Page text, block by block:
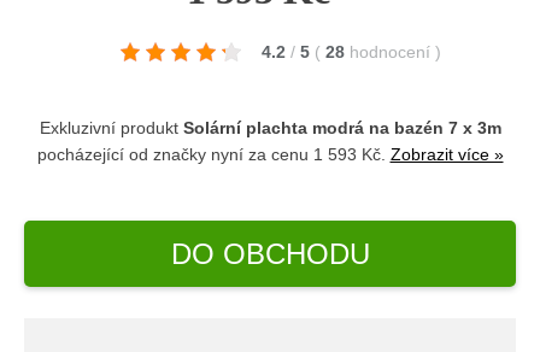
4.2 / 5 ( 28 hodnocení )
Exkluzivní produkt Solární plachta modrá na bazén 7 x 3m
pocházející od značky nyní za cenu 1 593 Kč. Zobrazit více »
DO OBCHODU